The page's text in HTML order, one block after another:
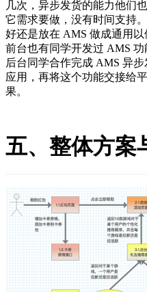
几次，异步发货的能力他们
它需求要做，没有时间支持
好还是放在 AMS 做成通用
前台也有同学开发过 AMS
后台同学合作完成 AMS 异
应用，再将这个功能交接给
果。
五、整体方案